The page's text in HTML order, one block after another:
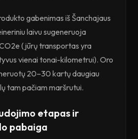
gabenimas iš Šanchajaus
laivu sugeneruoja
(jūrų transportas yra
vienai tonai-kilometrui). Oro
20–30 kartų daugiau
tam pačiam maršrutui.
etapas ir
pabaiga